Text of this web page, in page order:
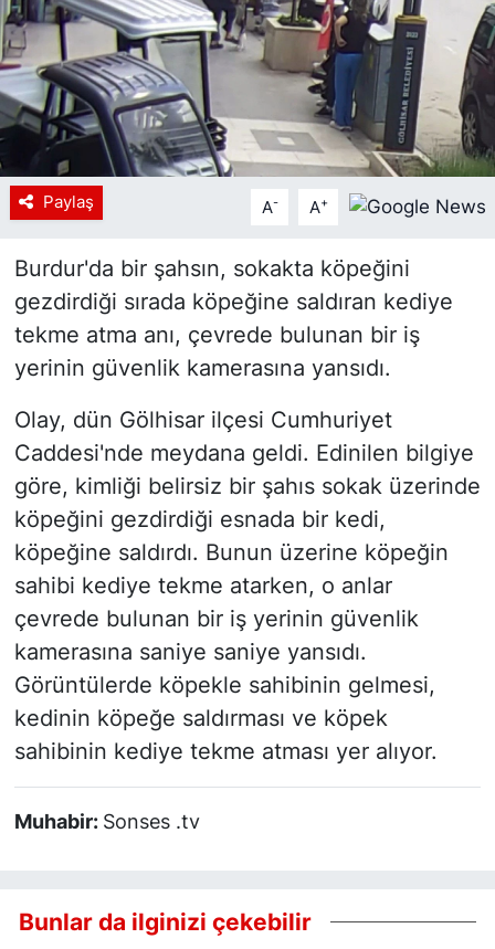
Paylaş A- A+
Burdur'da bir şahsın, sokakta köpeğini
gezdirdiği sırada köpeğine saldıran kediye
tekme atma anı, çevrede bulunan bir iş
yerinin güvenlik kamerasına yansıdı.
Olay, dün Gölhisar ilçesi Cumhuriyet
Caddesi'nde meydana geldi. Edinilen bilgiye
göre, kimliği belirsiz bir şahıs sokak üzerinde
köpeğini gezdirdiği esnada bir kedi,
köpeğine saldırdı. Bunun üzerine köpeğin
sahibi kediye tekme atarken, o anlar
çevrede bulunan bir iş yerinin güvenlik
kamerasına saniye saniye yansıdı.
Görüntülerde köpekle sahibinin gelmesi,
kedinin köpeğe saldırması ve köpek
sahibinin kediye tekme atması yer alıyor.
Muhabir: Sonses .tv
Bunlar da ilginizi çekebilir
Haberde insan
Tanıtım